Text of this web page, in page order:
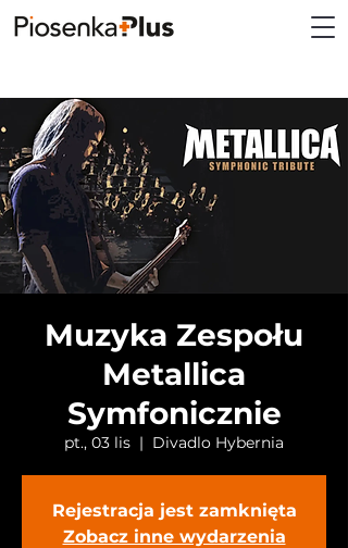
Muzyka Zespołu
Metallica
Symfonicznie
pt., 03 lis
  |
Divadlo Hybernia
Rejestracja jest zamknięta
Zobacz inne wydarzenia